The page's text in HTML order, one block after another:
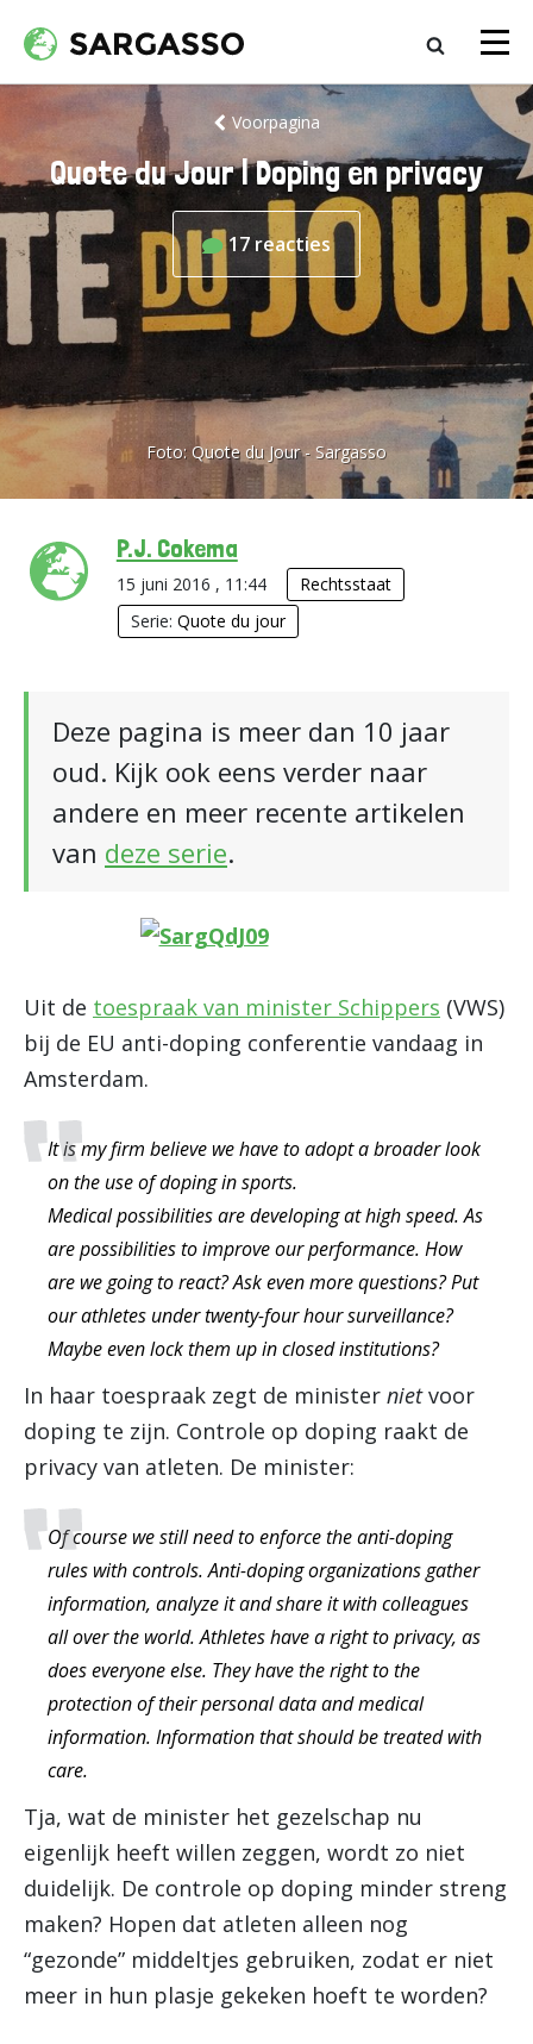
Voorpagina
Quote du Jour | Doping en privacy
17 reacties
Foto: Quote du Jour - Sargasso
P.J. Cokema
15 juni 2016 , 11:44
Rechtsstaat
Serie: Quote du jour
Deze pagina is meer dan 10 jaar
oud. Kijk ook eens verder naar
andere en meer recente artikelen
van deze serie.
Uit de toespraak van minister Schippers (VWS)
bij de EU anti-doping conferentie vandaag in
Amsterdam.
It is my firm believe we have to adopt a broader look
on the use of doping in sports.
Medical possibilities are developing at high speed. As
are possibilities to improve our performance. How
are we going to react? Ask even more questions? Put
our athletes under twenty-four hour surveillance?
Maybe even lock them up in closed institutions?
In haar toespraak zegt de minister nietvoor
doping te zijn. Controle op doping raakt de
privacy van atleten. De minister:
Of course we still need to enforce the anti-doping
rules with controls. Anti-doping organizations gather
information, analyze it and share it with colleagues
all over the world. Athletes have a right to privacy, as
does everyone else. They have the right to the
protection of their personal data and medical
information. Information that should be treated with
care.
Tja, wat de minister het gezelschap nu
eigenlijk heeft willen zeggen, wordt zo niet
duidelijk. De controle op doping minder streng
maken? Hopen dat atleten alleen nog
“gezonde” middeltjes gebruiken, zodat er niet
meer in hun plasje gekeken hoeft te worden?